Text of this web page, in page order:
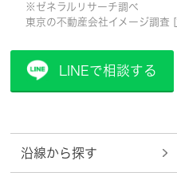
※ゼネラルリサーチ調べ
東京の不動産会社イメージ調査 [
LINEで相談する
沿線から探す